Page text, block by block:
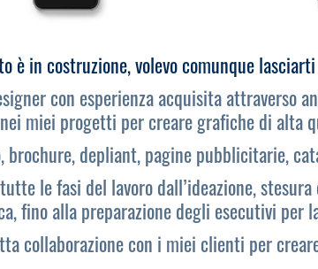
è in costruzione, volevo comunque
con esperienza acquisita attraverso
miei progetti per creare grafiche di alta
brochure, depliant, pagine pubblicitarie,
le fasi del lavoro dall’ideazione,
fino alla preparazione degli esecutivi per
collaborazione con i miei clienti per